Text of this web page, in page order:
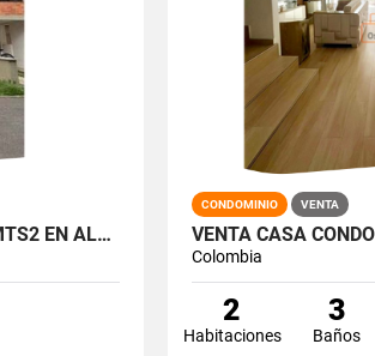
VENTA CASA CONDOMINIO 80MTS2 EN ALFAGUARA, JAMUNDÍ 14967-1
CONDOMINIO VENTA
Colombia
2
Habitaciones
3
Baños